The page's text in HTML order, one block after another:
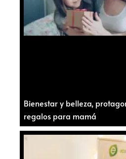
Bienestar y belleza,
regalos para mamá